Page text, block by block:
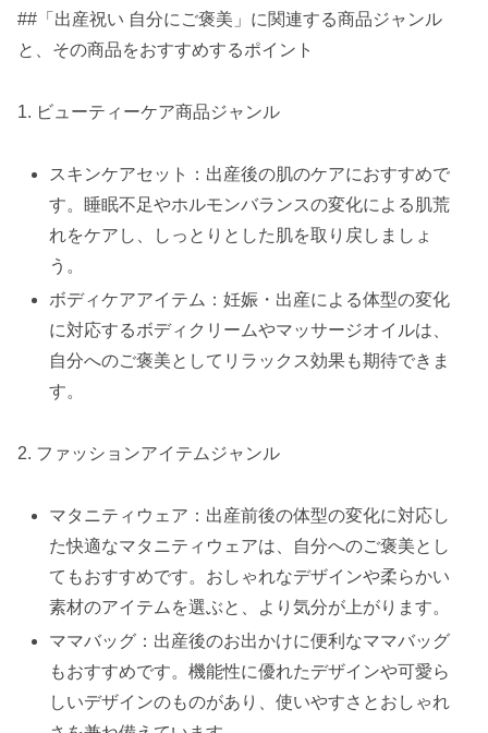
##「出産祝い 自分にご褒美」に関連する商品ジャンル
と、その商品をおすすめするポイント
1. ビューティーケア商品ジャンル
スキンケアセット：出産後の肌のケアにおすすめで
す。睡眠不足やホルモンバランスの変化による肌荒
れをケアし、しっとりとした肌を取り戻しましょ
う。
ボディケアアイテム：妊娠・出産による体型の変化
に対応するボディクリームやマッサージオイルは、
自分へのご褒美としてリラックス効果も期待できま
す。
2. ファッションアイテムジャンル
マタニティウェア：出産前後の体型の変化に対応し
た快適なマタニティウェアは、自分へのご褒美とし
てもおすすめです。おしゃれなデザインや柔らかい
素材のアイテムを選ぶと、より気分が上がります。
ママバッグ：出産後のお出かけに便利なママバッグ
もおすすめです。機能性に優れたデザインや可愛ら
しいデザインのものがあり、使いやすさとおしゃれ